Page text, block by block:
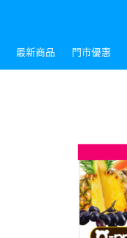
最新商品 門市優惠